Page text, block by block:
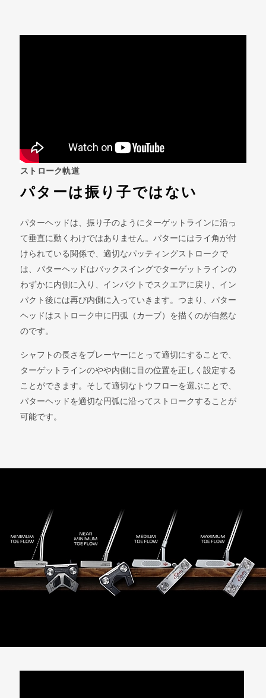
ストローク軌道
パターは振り子ではない
パターヘッドは、振り子のようにターゲットラインに沿っ
て垂直に動くわけではありません。パターにはライ角が付
けられている関係で、適切なパッティングストロークで
は、パターヘッドはバックスイングでターゲットラインの
わずかに内側に入り、インパクトでスクエアに戻り、イン
パクト後には再び内側に入っていきます。つまり、パター
ヘッドはストローク中に円弧（カーブ）を描くのが自然な
のです。
シャフトの長さをプレーヤーにとって適切にすることで、
ターゲットラインのやや内側に目の位置を正しく設定する
ことができます。そして適切なトウフローを選ぶことで、
パターヘッドを適切な円弧に沿ってストロークすることが
可能です。